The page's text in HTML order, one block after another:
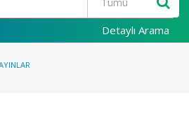
Detaylı Arama